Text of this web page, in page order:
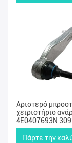
Αριστερό
χειριστήριο
4E0407693N
Audi A8 D3
Πάρτε την